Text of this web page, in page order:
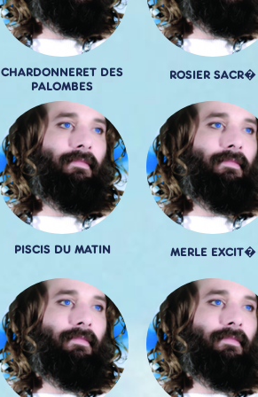
CHARDONNERET DES
PALOMBES
ROSIER SACR�
PISCIS DU MATIN MERLE EXCIT�